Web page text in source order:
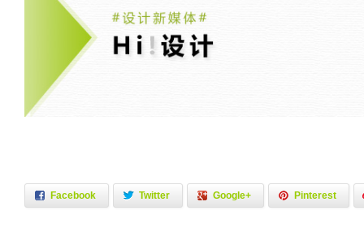
Facebook Twitter Google+ Pinterest